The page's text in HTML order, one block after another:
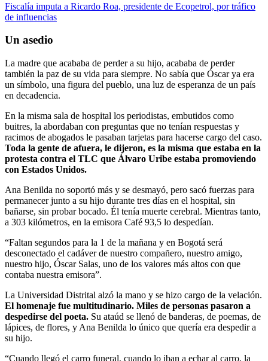
Fiscalía imputa a Ricardo Roa, presidente de Ecopetrol, por tráfico
de influencias
Un asedio
La madre que acababa de perder a su hijo, acababa de perder
también la paz de su vida para siempre. No sabía que Óscar ya era
un símbolo, una figura del pueblo, una luz de esperanza de un país
en decadencia.
En la misma sala de hospital los periodistas, embutidos como
buitres, la abordaban con preguntas que no tenían respuestas y
racimos de abogados le pasaban tarjetas para hacerse cargo del caso.
Toda la gente de afuera, le dijeron, es la misma que estaba en la
protesta contra el TLC que Álvaro Uribe estaba promoviendo
con Estados Unidos.
Ana Benilda no soportó más y se desmayó, pero sacó fuerzas para
permanecer junto a su hijo durante tres días en el hospital, sin
bañarse, sin probar bocado. Él tenía muerte cerebral. Mientras tanto,
a 303 kilómetros, en la emisora Café 93,5 lo despedían.
“Faltan segundos para la 1 de la mañana y en Bogotá será
desconectado el cadáver de nuestro compañero, nuestro amigo,
nuestro hijo, Óscar Salas, uno de los valores más altos con que
contaba nuestra emisora”.
La Universidad Distrital alzó la mano y se hizo cargo de la velación.
El homenaje fue multitudinario. Miles de personas pasaron a
despedirse del poeta. Su ataúd se llenó de banderas, de poemas, de
lápices, de flores, y Ana Benilda lo único que quería era despedir a
su hijo.
“Cuando llegó el carro funeral, cuando lo iban a echar al carro, la